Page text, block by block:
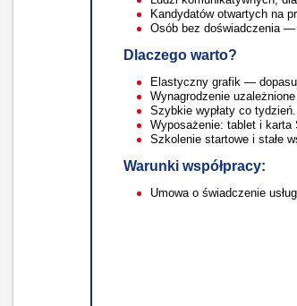
Kandydatów otwartych na
Osób bez doświadczenia
Dlaczego warto?
Elastyczny grafik —
Wynagrodzenie
Szybkie wypłaty co tydzień.
Wyposażenie: tablet i karta
Szkolenie startowe i stałe
Warunki współpracy:
Umowa o świadczenie